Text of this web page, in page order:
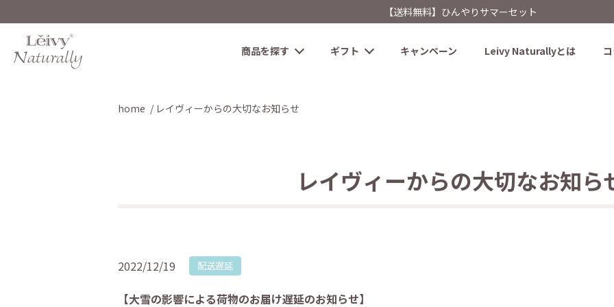
【送料無料】ひんやりサマーセット
商品を探す ギフト キャンペーン Leivy Naturallyとは
home レイヴィーからの大切なお知らせ
レイヴィーからの大切なお知ら
2022/12/19 配送遅延
【大雪の影響による荷物のお届け遅延のお知らせ】